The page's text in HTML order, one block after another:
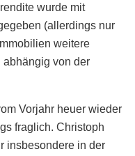
wurde mit
(allerdings nur
weitere
von der
Vorjahr heuer wieder
fraglich. Christoph
insbesondere in der